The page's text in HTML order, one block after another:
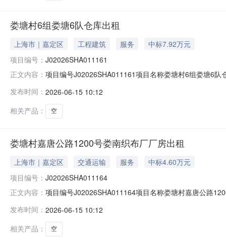
娄塘村6组娄塘6队仓库出租
上海市｜嘉定区 工程建筑 服务
中标7.92万元
项目编号： J02026SHA011161
正文内容： 项目编号J02026SHA011161项目名称娄塘村6组娄塘6
62657272-124）；联系地址（上海市云岭东路689号1
发布时间： 2026-06-15 10:12
相关产品：
空
娄塘村嘉唐公路1200号娄南织布厂厂房出租
上海市｜嘉定区 交通运输 服务
中标4.60万元
项目编号： J02026SHA011164
正文内容： 项目编号J02026SHA011164项目名称娄塘村嘉唐公路
021-62657272-124）；联系地址（上海市云岭东路689
发布时间： 2026-06-15 10:12
相关产品：
空